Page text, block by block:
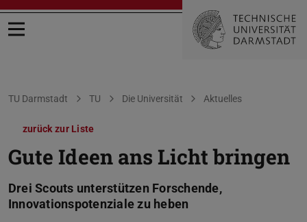
Menü öffnen
Sie befinden sich hier:
TU Darmstadt TU Die Universität Aktuelles
zurück zur Liste
Gute Ideen ans Licht bringen
Drei Scouts unterstützen Forschende,
Innovationspotenziale zu heben